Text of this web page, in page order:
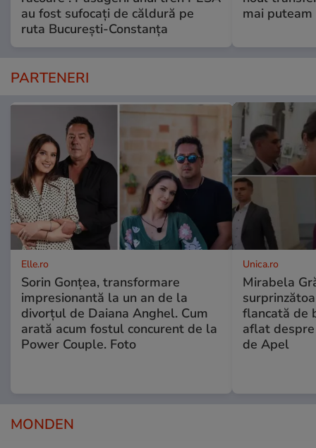
au fost sufocați de căldură pe
ruta București-Constanța
mai
PARTENERI
Elle.ro
Sorin Gonțea, transformare
impresionantă la un an de la
divorțul de Daiana Anghel. Cum
arată acum fostul concurent de la
Power Couple. Foto
Unica.ro
Mirabela
flancată de
aflat
de Apel
MONDEN